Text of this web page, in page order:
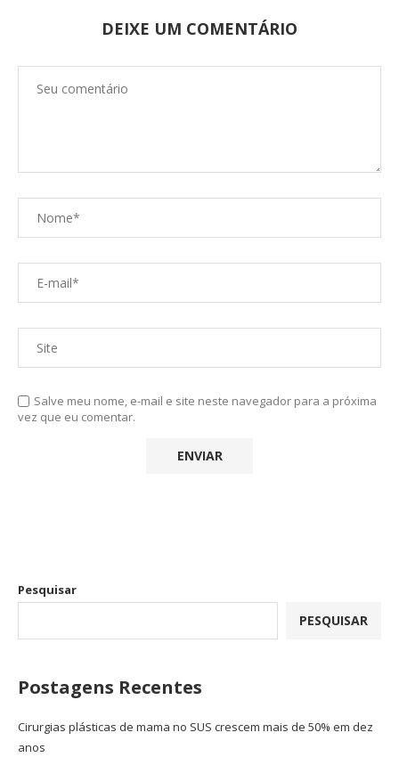
DEIXE UM COMENTÁRIO
Salve meu nome, e-mail e site neste navegador para a próxima
vez que eu comentar.
Pesquisar
PESQUISAR
Postagens Recentes
Cirurgias plásticas de mama no SUS crescem mais de 50% em dez
anos